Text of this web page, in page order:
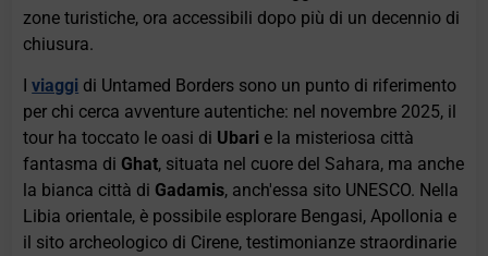
zone turistiche, ora accessibili dopo più di un decennio di
chiusura.
Iviaggi di Untamed Borders sono un punto di riferimento
per chi cerca avventure autentiche: nel novembre 2025, il
tour ha toccato le oasi di Ubari e la misteriosa città
fantasma di Ghat, situata nel cuore del Sahara, ma anche
la bianca città di Gadamis, anch'essa sito UNESCO. Nella
Libia orientale, è possibile esplorare Bengasi, Apollonia e
il sito archeologico di Cirene, testimonianze straordinarie